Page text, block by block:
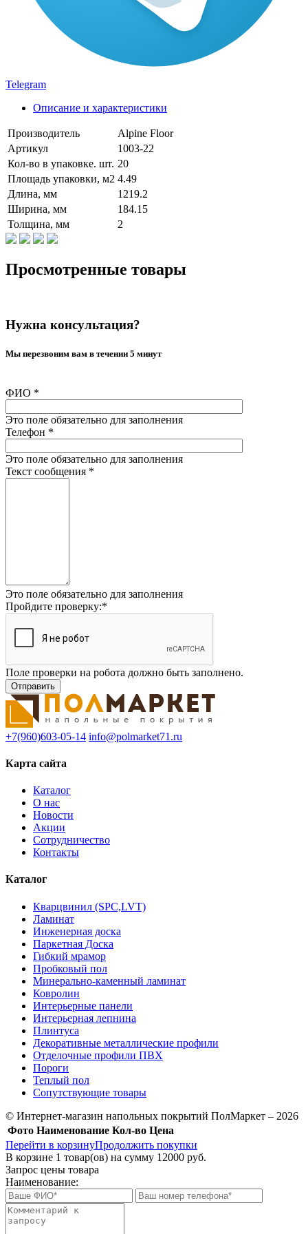
Telegram
Описание и характеристики
Производитель
Alpine Floor
Артикул
1003-22
Кол-во в упаковке. шт. 20
Площадь упаковки, м2 4.49
Длина, мм
1219.2
Ширина, мм
184.15
Толщина, мм
2
Просмотренные товары
Нужна консультация?
Мы перезвоним вам в течении 5 минут
ФИО *
Это поле обязательно для заполнения
Телефон *
Это поле обязательно для заполнения
Текст сообщения *
Это поле обязательно для заполнения
Пройдите проверку:*
Поле проверки на робота должно быть заполнено.
+7(960)603-05-14 info@polmarket71.ru
Карта сайта
Каталог
О нас
Новости
Акции
Сотрудничество
Контакты
Каталог
Кварцвинил (SPC,LVT)
Ламинат
Инженерная доска
Паркетная Доска
Гибкий мрамор
Пробковый пол
Минерально-каменный ламинат
Ковролин
Интерьерные панели
Интерьерная лепнина
Плинтуса
Декоративные металлические профили
Отделочные профили ПВХ
Пороги
Теплый пол
Сопутствующие товары
© Интернет-магазин напольных покрытий ПолМаркет – 2026
Фото Наименование Кол-во Цена
Перейти в корзинуПродолжить покупки
В корзине 1 товар(ов) на сумму 12000 руб.
Запрос цены товара
Наименование: